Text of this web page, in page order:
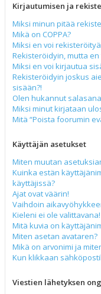
Kirjautumisen ja
Miksi minun pitää
Mikä on COPPA?
Miksi en voi
Rekisteröidyin, mutta
Miksi en voi kirjautua
Rekisteröidyin joskus
sisään?!
Olen hukannut
Miksi minut kirjataan
Mitä “Poista foorumin
Käyttäjän asetukset
Miten muutan
Kuinka estän
käyttäjissä?
Ajat ovat väärin!
Vaihdoin
Kieleni ei ole valittavana!
Mitä kuvia on
Miten asetan avataren?
Mikä on arvonimi ja
Kun klikkaan
Viestien lähetyksen